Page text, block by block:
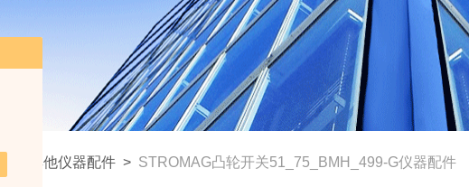
其他仪器配件 > STROMAG凸轮开关51_75_BMH_499-G仪器配件